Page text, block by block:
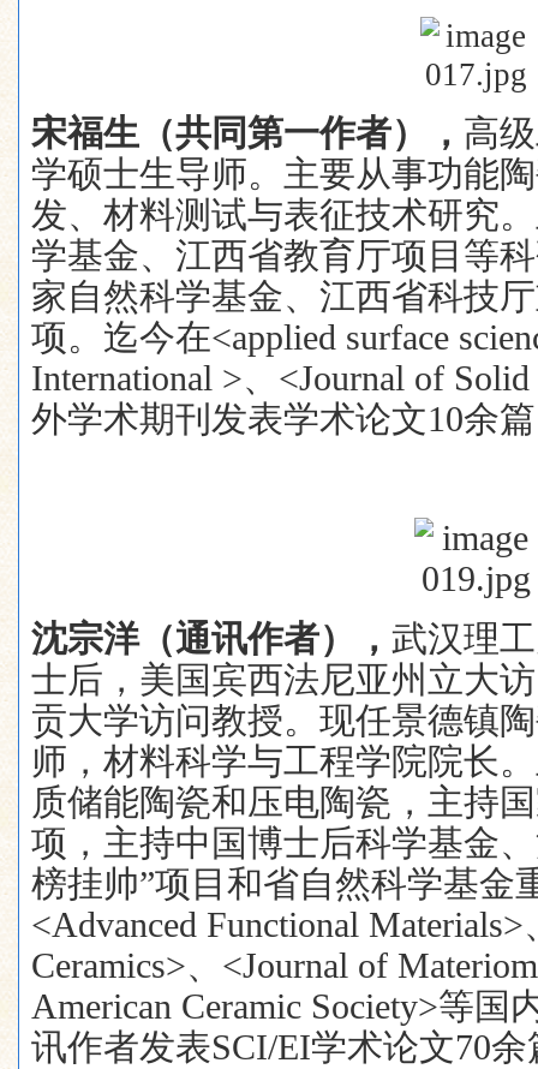
宋福生（共同第一作者） ， 高
学硕士生导师。主要从事功能
发、材料测试与表征技术研究
学基金、江西省教育厅项目等
家自然科学基金、江西省科技
项。迄今在<applied surface
International >、 <Journal of
外学术期刊发表学术论文10余
沈宗洋（通讯作者）， 武汉理
士后，美国宾西法尼亚州立大
贡大学访问教授。现任景德镇
师，材料科学与工程学院院长
质储能陶瓷和压电陶瓷，主持
项，主持中国博士后科学基金
榜挂帅”项目和省自然科学基金
<Advanced Functional Materials>
Ceramics>、 <Journal of
American Ceramic Society>等国
讯作者发表SCI/EI学术论文70余